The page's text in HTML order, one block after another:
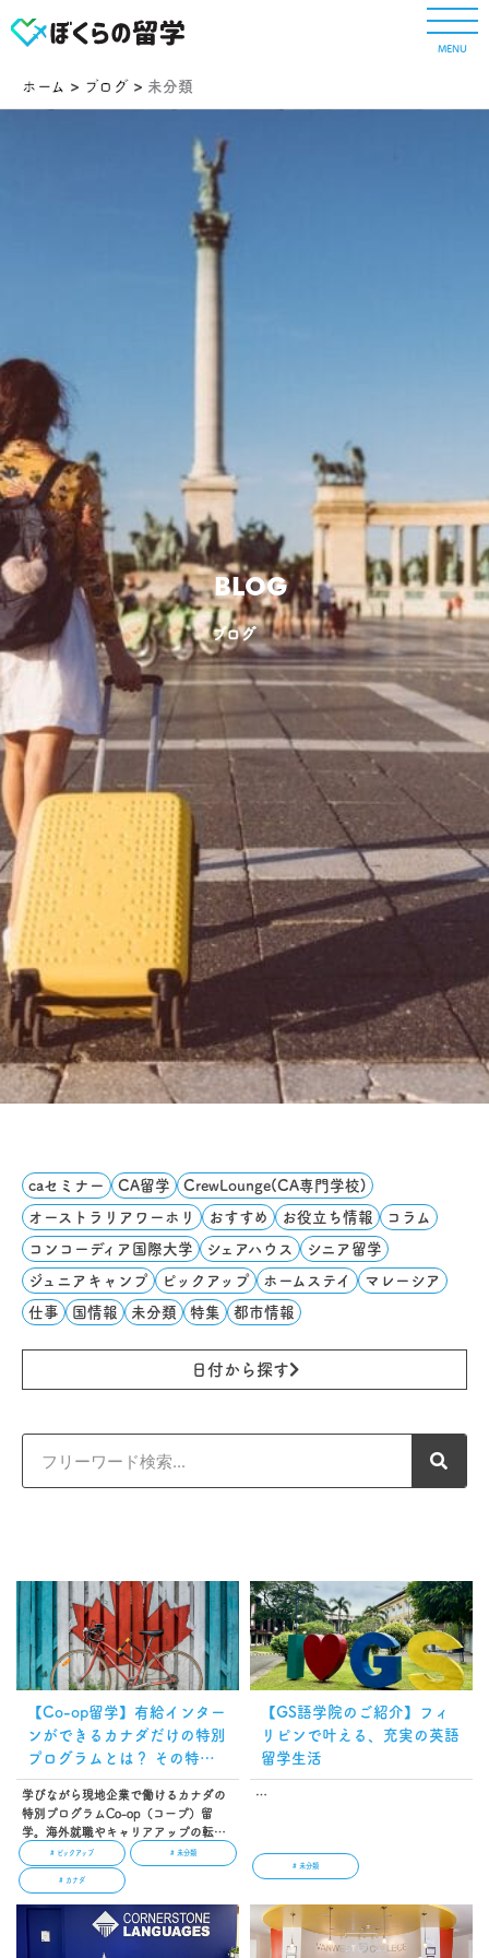
容
キ
MENU
ホーム ブログ 未分類
BLOG
ブログ
caセミナー CA留学 CrewLounge(CA専門学校)
オーストラリアワーホリ おすすめ お役立ち情報 コラム
コンコーディア国際大学 シェアハウス シニア留学
ジュニアキャンプ ピックアップ ホームステイ マレーシア
仕事 国情報 未分類 特集 都市情報
日付から探す
【Co-op留学】有給インター
ンができるカナダだけの特別
プログラムとは？ その特徴
やワーキングホリデーとの違
いを解説
学びながら現地企業で働けるカナダの
特別プログラムCo-op（コープ）留
学。海外就職やキャリアアップの転職
を考えている人を中心に、人気が高ま
っている留学プログラムの一つです。
この記事では、Co-op留学の特徴、学
べる専門分野、ワーキングホリデーと
の違い、Co-op留学の魅力や費用につ
いて解説します。…
# ピックアップ # 未分類
# カナダ
【GS語学院のご紹介】フィ
リピンで叶える、充実の英語
留学生活
…
# 未分類